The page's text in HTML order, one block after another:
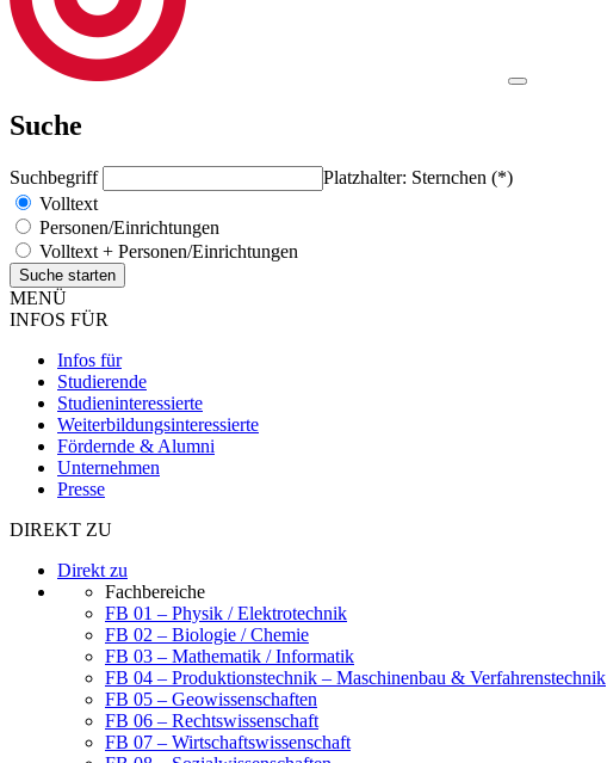
Suche
Suchbegriff
Platzhalter: Sternchen (*)
Volltext
Personen/Einrichtungen
Volltext + Personen/Einrichtungen
MENÜ
INFOS FÜR
Infos für
Studierende
Studieninteressierte
Weiterbildungsinteressierte
Fördernde & Alumni
Unternehmen
Presse
DIREKT ZU
Direkt zu
Fachbereiche
FB 01 – Physik / Elektrotechnik
FB 02 – Biologie / Chemie
FB 03 – Mathematik / Informatik
FB 04 – Produktionstechnik – Maschinenbau & Verfahrenstechnik
FB 05 – Geowissenschaften
FB 06 – Rechtswissenschaft
FB 07 – Wirtschaftswissenschaft